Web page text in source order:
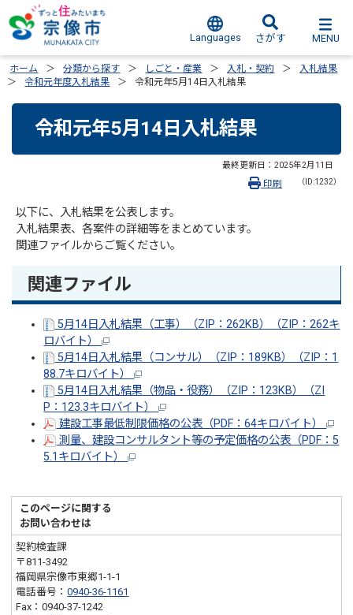
Languages さがす MENU
ホーム 分類から探す しごと・産業 入札・契約
入札結果
令和元年度入札結果
令和元年5月14日入札結果
令和元年5月14日入札結果
最終更新日： 2025年2月11日
（ID:1232）
印刷
以下に、入札結果を公表します。
入札結果表、各案件の詳細等をまとめています。
関連ファイルからご覧ください。
関連ファイル
5月14日入札結果（工事）（ZIP：262KB）（ZIP：262キ
ロバイト）
5月14日入札結果（コンサル）（ZIP：189KB）（ZIP：1
88.7キロバイト）
5月14日入札結果（物品・役務）（ZIP：123KB）（ZI
P：123.3キロバイト）
建設工事最低制限価格の公表（PDF：64キロバイト）
測量、建設コンサルタント等の予定価格の公表（PDF：5
5.1キロバイト）
このページに関する
お問い合わせは
契約検査課
〒811-3492
福岡県宗像市東郷1-1-1
電話番号：0940-36-1161
Fax：0940-37-1242